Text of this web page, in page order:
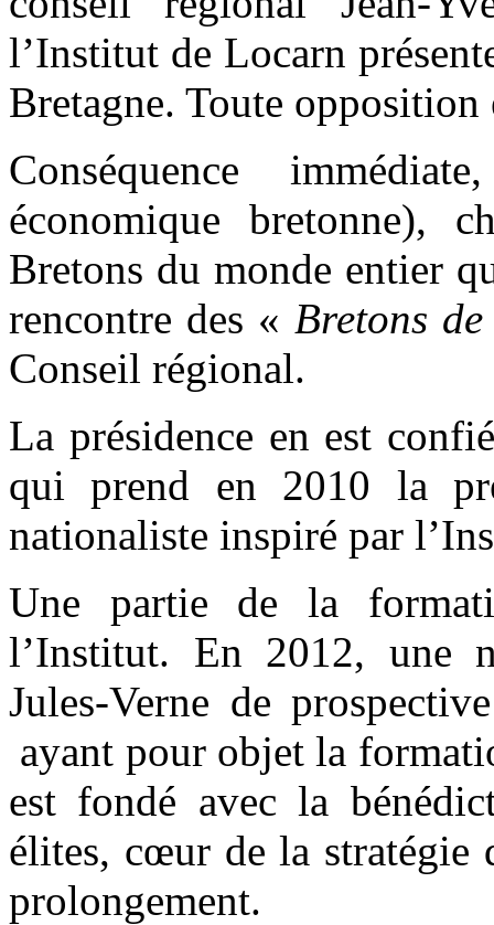
l’Institut de Locarn
Bretagne. Toute
Conséquence
économique bretonne),
Bretons du monde entier
rencontre des « Bretons
Conseil régional.
La présidence en est
qui prend en 2010 la
nationaliste inspiré par
Une partie de la
l’Institut. En 2012, une
Jules-Verne de
ayant pour objet la
est fondé avec la
élites, cœur de la stratégie
prolongement.